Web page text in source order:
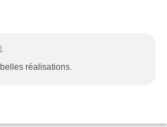
réalisations.